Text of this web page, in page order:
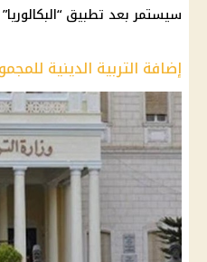
سيستمر بعد تطبيق “البكالوريا”
إضافة التربية الدينية